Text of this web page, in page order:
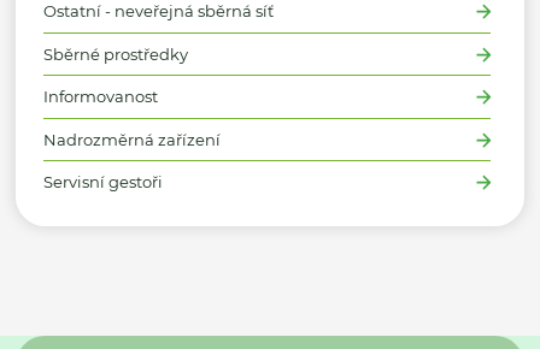
Ostatní - neveřejná sběrná síť
Sběrné prostředky
Informovanost
Nadrozměrná zařízení
Servisní gestoři